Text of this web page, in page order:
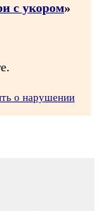
с укором»
о нарушении